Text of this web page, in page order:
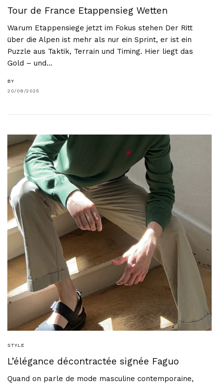
Tour de France Etappensieg Wetten
Warum Etappensiege jetzt im Fokus stehen Der Ritt
über die Alpen ist mehr als nur ein Sprint, er ist ein
Puzzle aus Taktik, Terrain und Timing. Hier liegt das
Gold – und…
BY
20/08/2025
STYLE
L’élégance décontractée signée Faguo
Quand on parle de mode masculine contemporaine,